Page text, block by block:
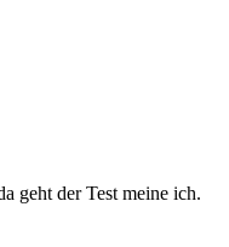
geht der Test meine ich.